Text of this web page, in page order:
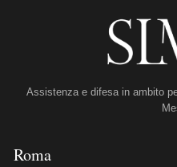
Assistenza e difesa in ambito
Roma